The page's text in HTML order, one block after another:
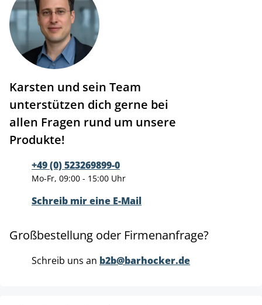
Karsten und sein Team
unterstützen dich gerne bei
allen Fragen rund um unsere
Produkte!
+49 (0) 523269899-0
Mo-Fr, 09:00 - 15:00 Uhr
Schreib mir eine E-Mail
Großbestellung oder Firmenanfrage?
Schreib uns an b2b@barhocker.de